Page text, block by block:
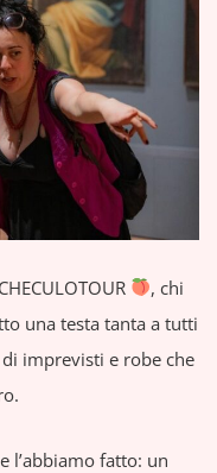
, chi
una testa tanta a tutti
imprevisti e robe che
l’abbiamo fatto: un